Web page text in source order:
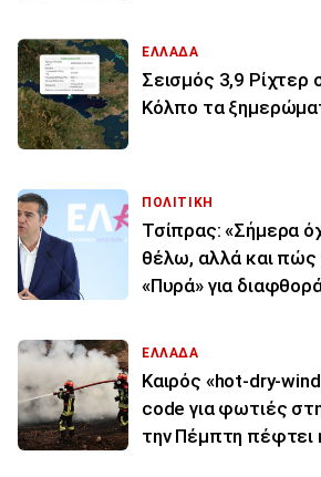
ΕΛΛΑΔΑ
Σεισμός 3,9 Ρίχτερ
Κόλπο τα
ΠΟΛΙΤΙΚΗ
Τσίπρας: «Σήμερα
θέλω, αλλά και πώς
«Πυρά» για
ΕΛΛΑΔΑ
Καιρός «hot-dry-
code για φωτιές
την Πέμπτη πέφτει